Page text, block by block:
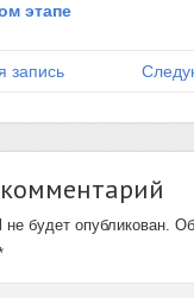
этапе
запись
будет опубликован.